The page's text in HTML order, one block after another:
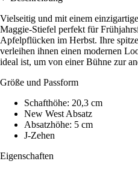
Vielseitig und mit einem
Maggie-Stiefel perfekt für
Apfelpflücken im Herbst. Ihre
verleihen ihnen einen modernen
ideal ist, um von einer Bühne zur
Größe und Passform
Schafthöhe: 20,3 cm
New West Absatz
Absatzhöhe: 5 cm
J-Zehen
Eigenschaften